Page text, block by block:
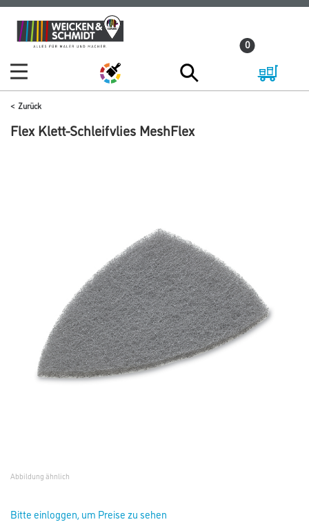
Zum
Inhalt
Zum
Navigationsmenü
0
Zurück
Flex Klett-Schleifvlies MeshFlex
Abbildung ähnlich
Bitte einloggen, um Preise zu sehen